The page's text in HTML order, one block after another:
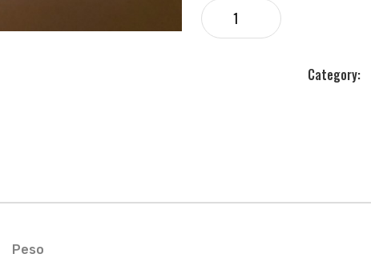
Category:
Peso